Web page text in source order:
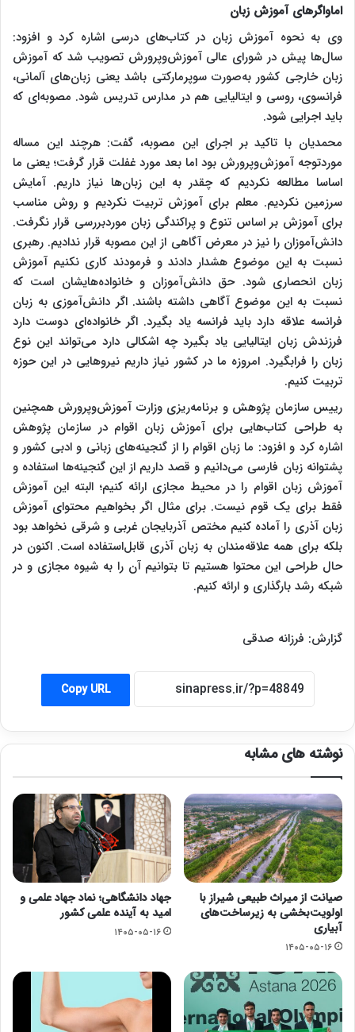
اماواگرهای آموزش زبان
وی به نحوه آموزش زبان در کتاب‌های درسی اشاره کرد و افزود:
سال‌ها پیش در شورای عالی آموزش‌وپرورش تصویب شد که آموزش
زبان خارجی کشور به‌صورت سوپرمارکتی باشد یعنی زبان‌های آلمانی،
فرانسوی، روسی و ایتالیایی هم در مدارس تدریس شود. مصوبه‌ای که
باید اجرایی شود.
محمدیان با تاکید بر اجرای این مصوبه، گفت: هرچند این مساله
موردتوجه آموزش‌وپرورش بود اما بعد مورد غفلت قرار گرفت؛ یعنی ما
اساسا مطالعه نکردیم که چقدر به این زبان‌ها نیاز داریم. آمایش
سرزمین نکردیم. معلم برای آموزش تربیت نکردیم و روش مناسب
برای آموزش بر اساس تنوع و پراکندگی زبان موردبررسی قرار نگرفت.
دانش‌آموزان را نیز در معرض آگاهی از این مصوبه قرار ندادیم. رهبری
نسبت به این موضوع هشدار دادند و فرمودند کاری نکنیم آموزش
زبان انحصاری شود. حق دانش‌آموزان و خانواده‌هایشان است که
نسبت به این موضوع آگاهی داشته باشند. اگر دانش‌آموزی به زبان
فرانسه علاقه دارد باید فرانسه یاد بگیرد. اگر خانواده‌ای دوست دارد
فرزندش زبان ایتالیایی یاد بگیرد چه اشکالی دارد می‌تواند این نوع
زبان را فرابگیرد. امروزه ما در کشور نیاز داریم نیروهایی در این حوزه
تربیت کنیم.
رییس سازمان پژوهش و برنامه‌ریزی وزارت آموزش‌وپرورش همچنین
به طراحی کتاب‌هایی برای آموزش زبان اقوام در سازمان پژوهش
اشاره کرد و افزود: ما زبان اقوام را از گنجینه‌های زبانی و ادبی کشور و
پشتوانه زبان فارسی می‌دانیم و قصد داریم از این گنجینه‌ها استفاده و
آموزش زبان اقوام را در محیط مجازی ارائه کنیم؛ البته این آموزش
فقط برای یک قوم نیست. برای مثال اگر بخواهیم محتوای آموزش
زبان آذری را آماده کنیم مختص آذربایجان غربی و شرقی نخواهد بود
بلکه برای همه علاقه‌مندان به زبان آذری قابل‌استفاده است. اکنون در
حال طراحی این محتوا هستیم تا بتوانیم آن را به شیوه مجازی و در
شبکه رشد بارگذاری و ارائه کنیم.
گزارش: فرزانه صدقی
Copy URL
نوشته های مشابه
صیانت از میراث طبیعی شیراز با
اولویت‌بخشی به زیرساخت‌های
آبیاری
۱۴۰۵-۰۵-۱۶
جهاد دانشگاهی؛ نماد جهاد علمی و
امید به آینده علمی کشور
۱۴۰۵-۰۵-۱۶